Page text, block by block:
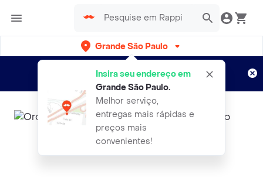
Grande São Paulo
Insira seu endereço em
Grande São Paulo.
Melhor serviço,
entregas mais rápidas e
preços mais
convenientes!
Entregas grátis por 15 dias!
Aplicam T&C